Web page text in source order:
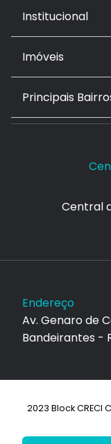
Institucional
Imóveis
Principais
Central
Endereço
Av. Genaro de
Bandeirantes -
2023 Block